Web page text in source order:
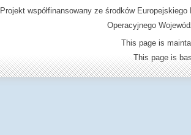
Projekt współfinansowany ze środków
Operacyjnego
This page is
This page is